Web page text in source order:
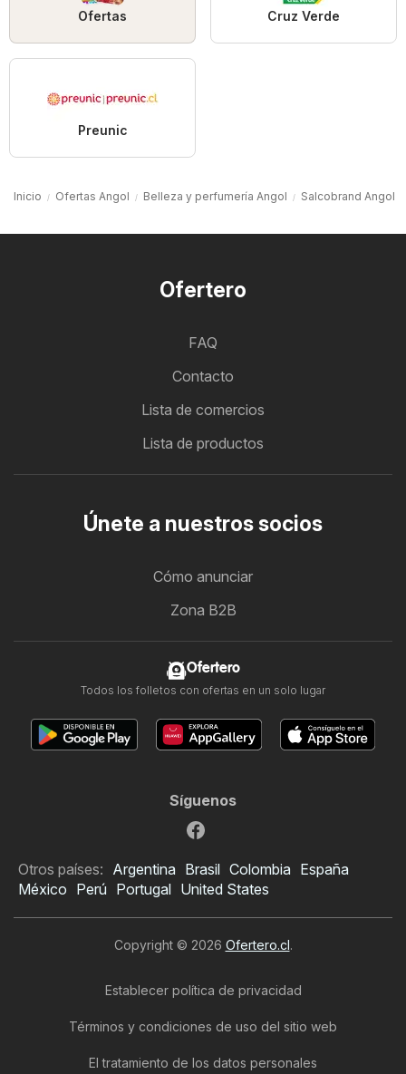
Ofertas Cruz Verde
Preunic
Inicio Ofertas Angol Belleza y perfumería Angol Salcobrand Angol
Ofertero
FAQ
Contacto
Lista de comercios
Lista de productos
Únete a nuestros socios
Cómo anunciar
Zona B2B
Ofertero
Todos los folletos con ofertas en un solo lugar
Síguenos
Otros países: Argentina Brasil Colombia España
México Perú Portugal United States
Copyright © 2026 Ofertero.cl.
Establecer política de privacidad
Términos y condiciones de uso del sitio web
El tratamiento de los datos personales